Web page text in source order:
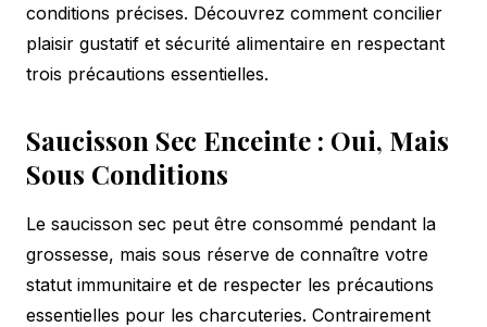
conditions précises. Découvrez comment concilier
plaisir gustatif et sécurité alimentaire en respectant
trois précautions essentielles.
Saucisson Sec Enceinte : Oui, Mais
Sous Conditions
Le saucisson sec peut être consommé pendant la
grossesse, mais sous réserve de connaître votre
statut immunitaire et de respecter les précautions
essentielles pour les charcuteries. Contrairement